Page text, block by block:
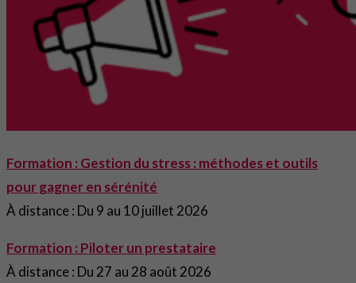
Formation : Gestion du stress : méthodes et outils
pour gagner en sérénité
À distance : Du 9 au 10 juillet 2026
Formation : Piloter un prestataire
À distance : Du 27 au 28 août 2026